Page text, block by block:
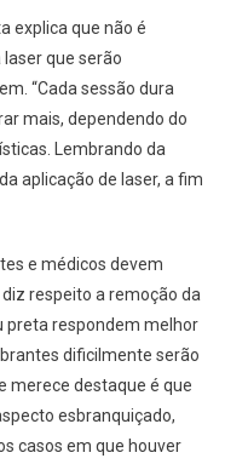
explica que não é
que serão
“Cada sessão dura
mais, dependendo do
Lembrando da
aplicação de laser, a fim
e médicos devem
respeito a remoção da
preta respondem melhor
dificilmente serão
merece destaque é que
esbranquiçado,
casos em que houver